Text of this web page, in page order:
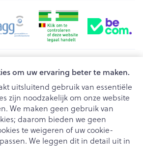
om uw ervaring beter te maken.
uitsluitend gebruik van essentiële
zijn noodzakelijk om onze website
We maken geen gebruik van
daarom bieden we geen
te weigeren of uw cookie-
We leggen dit in detail uit in